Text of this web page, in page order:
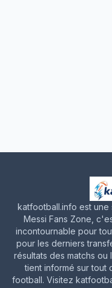
katfootball.info est
Messi Fans Zone,
incontournable pour
pour les derniers
résultats des matchs
tient informé sur tout
football. Visitez